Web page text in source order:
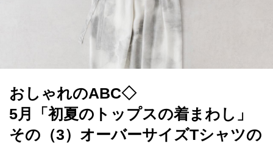
おしゃれのABC◇
5月「初夏のトップスの着まわし」
その（3）オーバーサイズTシャツの